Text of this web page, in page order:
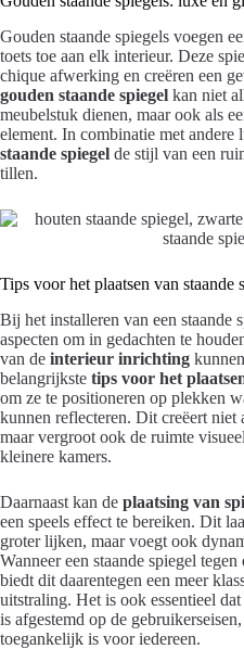
Gouden staande spiegels voegen
toets toe aan elk interieur. Deze
chique afwerking en creëren een
gouden staande spiegel kan niet
meubelstuk dienen, maar ook als
element. In combinatie met andere
staande spiegel de stijl van een
tillen.
Tips voor het plaatsen van staande
Bij het installeren van een staande
aspecten om in gedachten te
van de interieur inrichting
belangrijkste tips voor het
om ze te positioneren op plekken
kunnen reflecteren. Dit creëert niet
maar vergroot ook de ruimte
kleinere kamers.
Daarnaast kan de plaatsing van
een speels effect te bereiken. Dit
groter lijken, maar voegt ook
Wanneer een staande spiegel
biedt dit daarentegen een meer
uitstraling. Het is ook essentieel
is afgestemd op de
toegankelijk is voor iedereen.